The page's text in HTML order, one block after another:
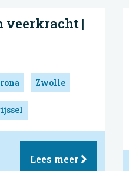
|
Zwolle
Lees meer